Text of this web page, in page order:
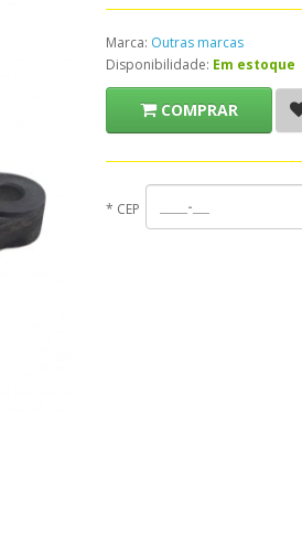
Marca: Outras marcas
Disponibilidade: Em estoque
COMPRAR
* CEP